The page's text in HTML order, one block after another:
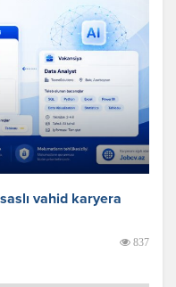
vahid karyera
837